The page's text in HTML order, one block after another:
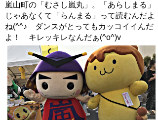
嵐山町の「むさし嵐丸」。「あらしまる」
じゃあなくて「らんまる」って読むんだよ
ね(^^♪ ダンスがとってもカッコイイんだ
よ！ キレッキレなんだぁ(^o^)v